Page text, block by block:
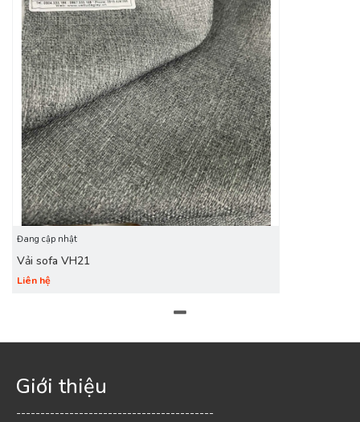
sản phẩm phù hợp nhất.
Hãy đến với Vân Hà để khám phá bộ sưu tập vải bọc sofa
cao cấp, mang đến cho không gian sống của bạn sự tinh tế
và độc đáo nhất!
Đang cập nhật
Vải sofa VH21
Liên hệ
Giới thiệu
-----------------------------------------